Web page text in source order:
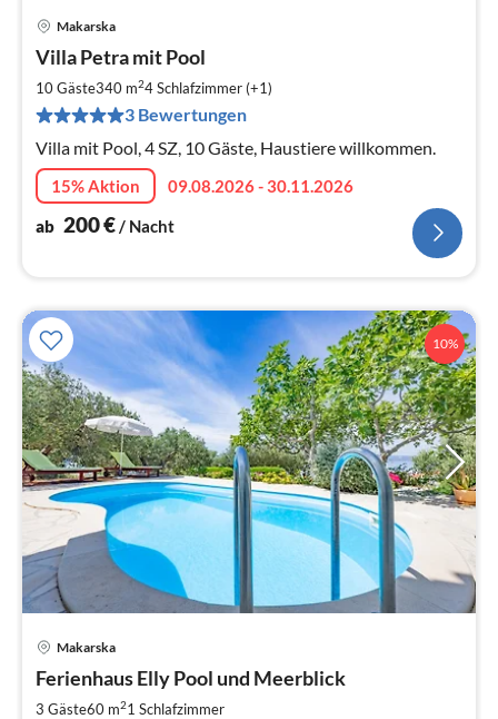
Makarska
Villa Petra mit Pool
10 Gäste340 m24Schlafzimmer (+1)
3 Bewertungen
Villa mit Pool, 4 SZ, 10 Gäste, Haustiere willkommen.
15% Aktion
09.08.2026 - 30.11.2026
ab 200€ / Nacht
10%
Makarska
Ferienhaus Elly Pool und Meerblick
3 Gäste60 m21 Schlafzimmer